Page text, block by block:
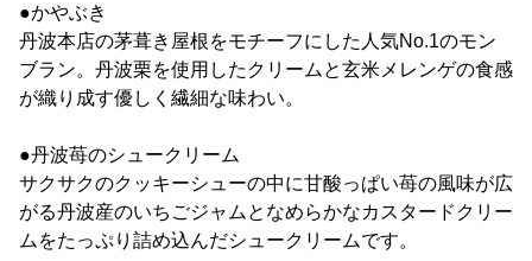
●かやぶき
丹波本店の茅葺き屋根をモチーフにした人気No.1のモン
ブラン。丹波栗を使用したクリームと玄米メレンゲの食感
が織り成す優しく繊細な味わい。
●丹波苺のシュークリーム
サクサクのクッキーシューの中に甘酸っぱい苺の風味が広
がる丹波産のいちごジャムとなめらかなカスタードクリー
ムをたっぷり詰め込んだシュークリームです。